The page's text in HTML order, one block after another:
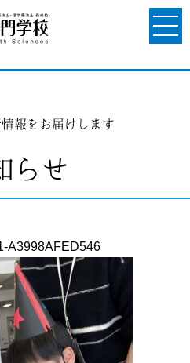
報をお届けします
らせ
A3998AFED546